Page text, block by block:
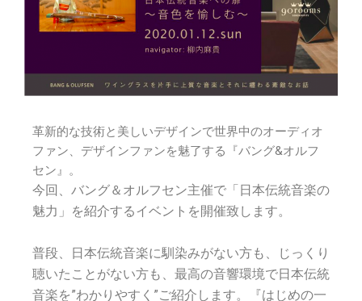
革新的な技術と美しいデザインで世界中のオーディオ
ファン、デザインファンを魅了する『バング&オルフ
セン』。
今回、バング＆オルフセン主催で「日本伝統音楽の
魅力」を紹介するイベントを開催致します。
普段、日本伝統音楽に馴染みがない方も、じっくり
聴いたことがない方も、最高の音響環境で日本伝統
音楽を”わかりやすく”ご紹介します。『はじめの一